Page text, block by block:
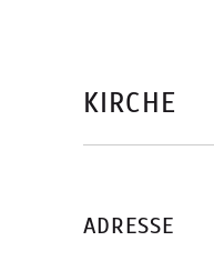
KIRCHE
ADRESSE